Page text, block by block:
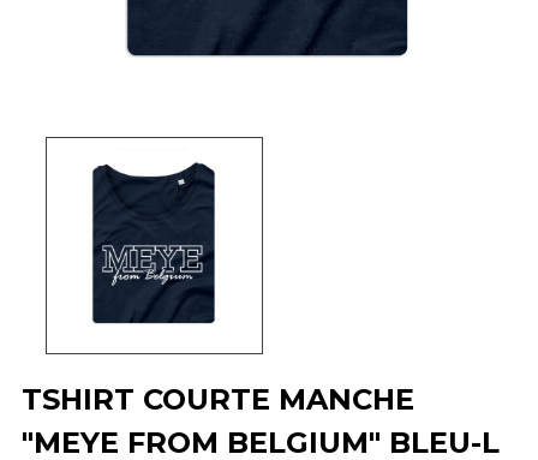
TSHIRT COURTE MANCHE
"MEYE FROM BELGIUM" BLEU-L